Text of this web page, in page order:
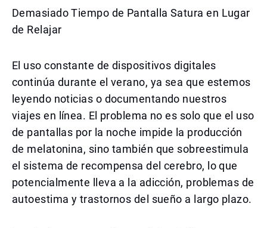
Demasiado Tiempo de Pantalla Satura en Lugar
de Relajar
El uso constante de dispositivos digitales
continúa durante el verano, ya sea que estemos
leyendo noticias o documentando nuestros
viajes en línea. El problema no es solo que el uso
de pantallas por la noche impide la producción
de melatonina, sino también que sobreestimula
el sistema de recompensa del cerebro, lo que
potencialmente lleva a la adicción, problemas de
autoestima y trastornos del sueño a largo plazo.